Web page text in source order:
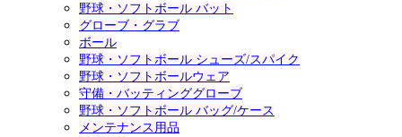
野球・ソフトボール バット
グローブ・グラブ
ボール
野球・ソフトボール シューズ/スパイク
野球・ソフトボールウェア
守備・バッティンググローブ
野球・ソフトボール バッグ/ケース
メンテナンス用品